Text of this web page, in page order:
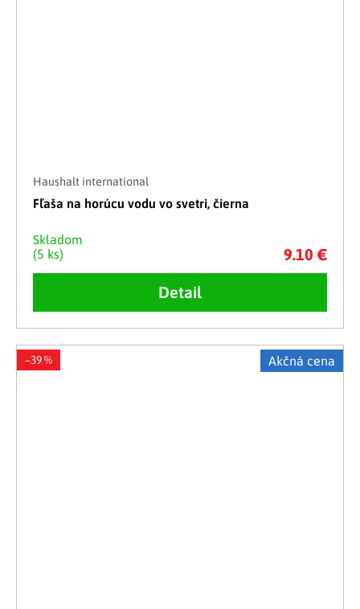
Haushalt international
Fľaša na horúcu vodu vo svetri, čierna
Skladom
(5 ks)
9.10 €
Detail
Akčná cena
–39 %